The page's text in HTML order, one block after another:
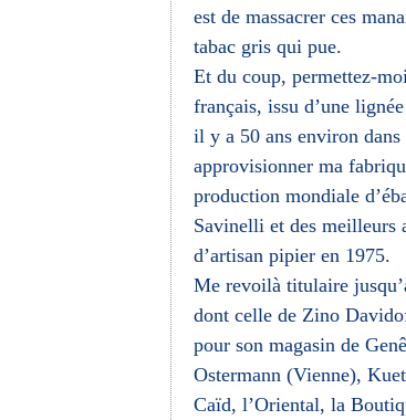
est de massacrer ces
tabac gris qui pue.
Et du coup, permettez-
français, issu d’une
il y a 50 ans environ
approvisionner ma
production mondiale
Savinelli et des meilleurs
d’artisan pipier en 1975.
Me revoilà titulaire
dont celle de Zino
pour son magasin de
Ostermann (Vienne),
Caïd, l’Oriental, la